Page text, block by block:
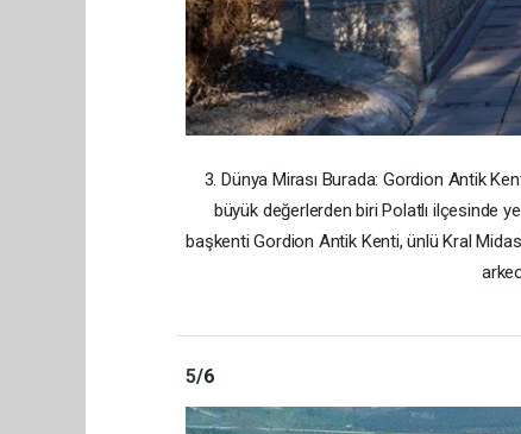
3. Dünya Mirası Burada: Gordion Antik
büyük değerlerden biri Polatlı ilçesinde
başkenti Gordion Antik Kenti, ünlü Kral
5/6